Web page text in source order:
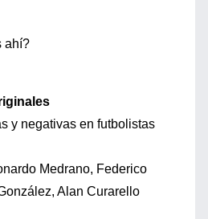
ahí?
y negativas en futbolistas
Medrano, Federico
Alan Curarello